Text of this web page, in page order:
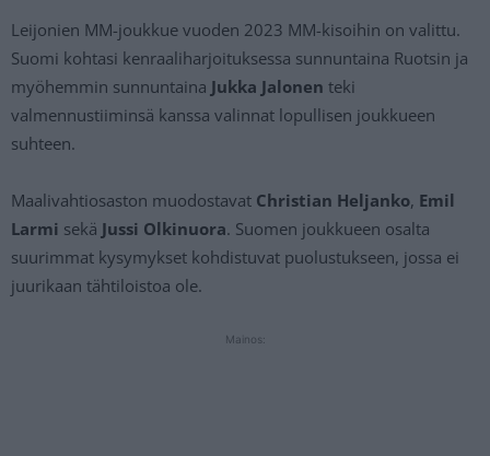
Leijonien MM-joukkue vuoden 2023 MM-kisoihin on valittu.
Suomi kohtasi kenraaliharjoituksessa sunnuntaina Ruotsin ja
myöhemmin sunnuntaina Jukka Jalonen teki
valmennustiiminsä kanssa valinnat lopullisen joukkueen
suhteen.
Maalivahtiosaston muodostavat Christian Heljanko, Emil
Larmi sekä Jussi Olkinuora. Suomen joukkueen osalta
suurimmat kysymykset kohdistuvat puolustukseen, jossa ei
juurikaan tähtiloistoa ole.
Mainos: